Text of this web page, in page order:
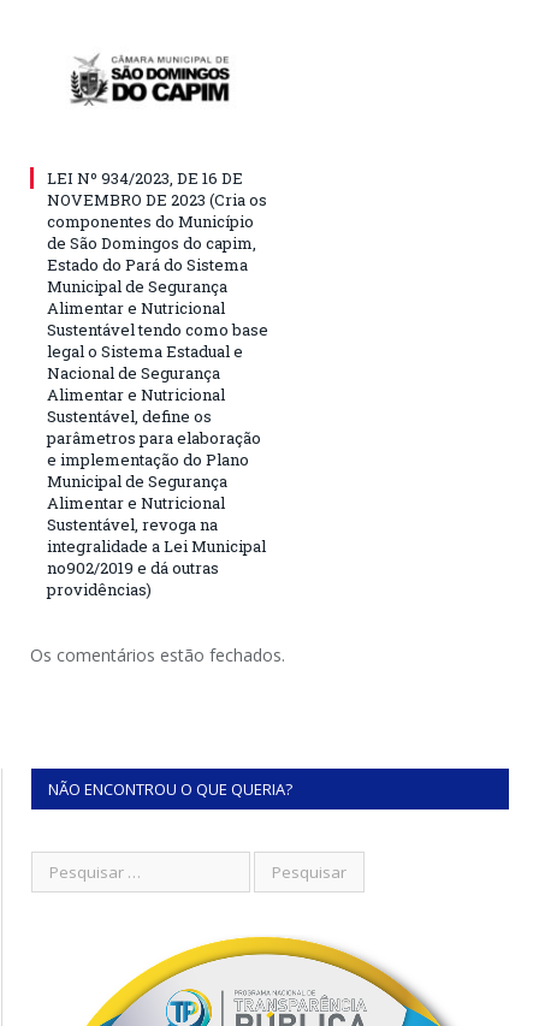
LEI Nº 934/2023, DE 16 DE
NOVEMBRO DE 2023 (Cria os
componentes do Município
de São Domingos do capim,
Estado do Pará do Sistema
Municipal de Segurança
Alimentar e Nutricional
Sustentável tendo como base
legal o Sistema Estadual e
Nacional de Segurança
Alimentar e Nutricional
Sustentável, define os
parâmetros para elaboração
e implementação do Plano
Municipal de Segurança
Alimentar e Nutricional
Sustentável, revoga na
integralidade a Lei Municipal
no902/2019 e dá outras
providências)
Os comentários estão fechados.
NÃO ENCONTROU O QUE QUERIA?